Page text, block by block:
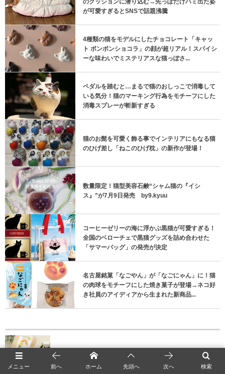
のクッションに潜り込む→先っぽだけハミ出た姿
が可愛すぎるとSNSで話題沸騰
4種類の猫をモデルにしたチョコレート「キャッ
ト ボンボンショコラ」の顔が超リアル！スパイシ
ーな味わいでミステリアスな猫っぽさ...
ペダルを踏むと…まるで猫のおしっこで消毒して
いる気分！猫のマーキング行為をモチーフにした
消毒スプレーが斬新すぎる
猫のお髭を可愛く飾る事でインテリアにもなる猫
のひげ差し「ねこのひげ枕」の新作が登場！
数量限定！猫型美容石鹸“シャム猫の『イシ
ス』”が7月9日発売 by9.kyuu
コーヒーゼリーの海に浮かぶ黒猫が可愛すぎる！
全国のベローチェで黒猫グッズを詰め合わせた
「サマーバッグ」の発売が決定
名古屋銘菓「なごやん」が「なごにゃん」に！猫
の肉球をモチーフにした焼き菓子が登場→ネコ好
き社員のアイディアから生まれた新商品...
猫にも優しいカフェインレスコーヒー！3種類のネ
メニュー 検索
前へ ホーム 先頭へ 次へ